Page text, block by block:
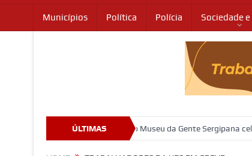
Municípios Política Polícia Sociedade e
ÚLTIMAS
Prédio que abriga o Museu da Gente Sergipana celebra 100